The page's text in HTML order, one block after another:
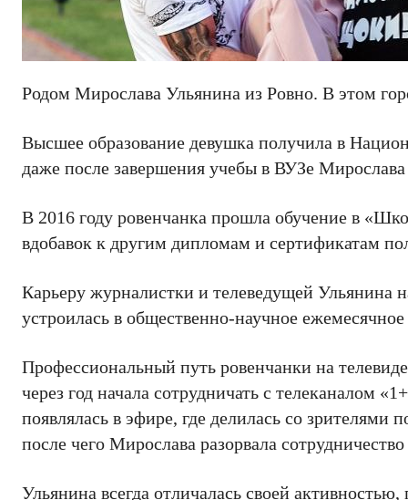
Родом Мирослава Ульянина из Ровно. В этом
Высшее образование девушка получила в
даже после завершения учебы в ВУЗе Мирослава
В 2016 году ровенчанка прошла обучение в
вдобавок к другим дипломам и сертификатам
Карьеру журналистки и телеведущей Ульянина
устроилась в общественно-научное
Профессиональный путь ровенчанки на
через год начала сотрудничать с телеканалом
появлялась в эфире, где делилась со
после чего Мирослава разорвала
Ульянина всегда отличалась своей